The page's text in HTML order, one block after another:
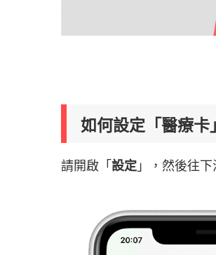
如何設定「醫療卡
請開啟「 設定 」，然後往下